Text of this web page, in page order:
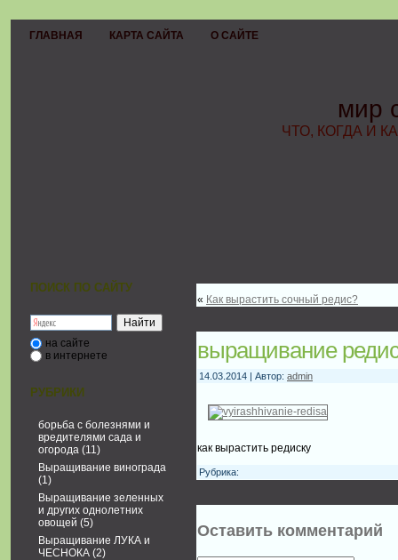
ГЛАВНАЯ КАРТА САЙТА О САЙТЕ
мир
ЧТО, КОГДА И
ПОИСК ПО САЙТУ
на сайте
в интернете
РУБРИКИ
борьба с болезнями и
вредителями сада и
огорода (11)
Выращивание винограда
(1)
Выращивание зеленных
и других однолетних
овощей (5)
Выращивание ЛУКА и
ЧЕСНОКА (2)
« Как вырастить сочный редис?
выращивание
14.03.2014 | Автор: admin
как вырастить редиску
Рубрика:
Оставить комментарий